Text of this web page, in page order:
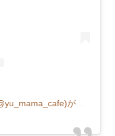
松本ゆうみ(ゆーママ)料理研究家(@yu_mama_cafe)がシェアした投稿